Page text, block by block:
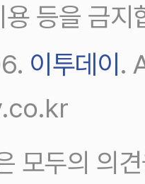
등을 금지
이투데이.
모두의 의